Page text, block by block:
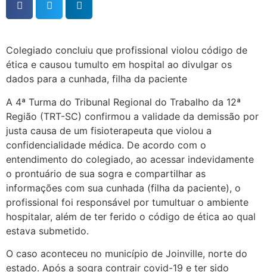
Colegiado concluiu que profissional violou código de
ética e causou tumulto em hospital ao divulgar os
dados para a cunhada, filha da paciente
A 4ª Turma do Tribunal Regional do Trabalho da 12ª
Região (TRT-SC) confirmou a validade da demissão por
justa causa de um fisioterapeuta que violou a
confidencialidade médica. De acordo com o
entendimento do colegiado, ao acessar indevidamente
o prontuário de sua sogra e compartilhar as
informações com sua cunhada (filha da paciente), o
profissional foi responsável por tumultuar o ambiente
hospitalar, além de ter ferido o código de ética ao qual
estava submetido.
O caso aconteceu no município de Joinville, norte do
estado. Após a sogra contrair covid-19 e ter sido